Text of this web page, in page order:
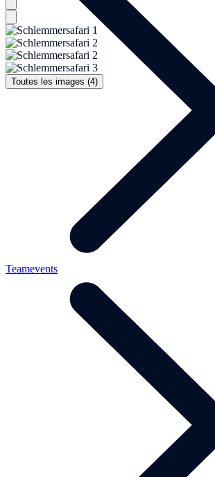
Toutes les images (4)
Teamevents